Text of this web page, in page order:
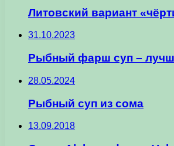
Литовский вариант
31.10.2023
Рыбный фарш суп –
28.05.2024
Рыбный суп из сома
13.09.2018